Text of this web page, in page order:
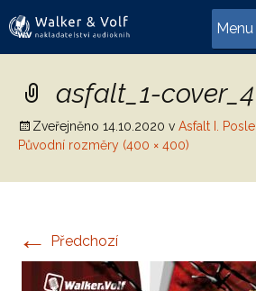
obsahu
Menu
asfalt_1-
Zveřejněno 14.10.2020 v Asfalt I.
Původní rozměry (400 × 400)
← Předchozí